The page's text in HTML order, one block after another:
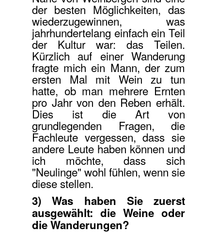
der besten Möglichkeiten, das
wiederzugewinnen, was
jahrhundertelang einfach ein Teil
der Kultur war: das Teilen.
Kürzlich auf einer Wanderung
fragte mich ein Mann, der zum
ersten Mal mit Wein zu tun
hatte, ob man mehrere Ernten
pro Jahr von den Reben erhält.
Dies ist die Art von
grundlegenden Fragen, die
Fachleute vergessen, dass sie
andere Leute haben können und
ich möchte, dass sich
"Neulinge" wohl fühlen, wenn sie
diese stellen.
3) Was haben Sie zuerst
ausgewählt: die Weine oder
die Wanderungen?